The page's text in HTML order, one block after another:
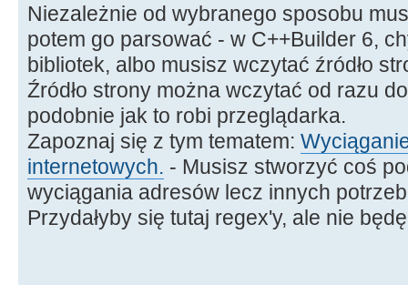
Niezależnie od wybranego sposobu
potem go parsować - w C++Builder 6,
bibliotek, albo musisz wczytać źródło
Źródło strony można wczytać od razu
podobnie jak to robi przeglądarka.
Zapoznaj się z tym tematem:
internetowych. - Musisz stworzyć coś
wyciągania adresów lecz innych
Przydałyby się tutaj regex'y, ale nie